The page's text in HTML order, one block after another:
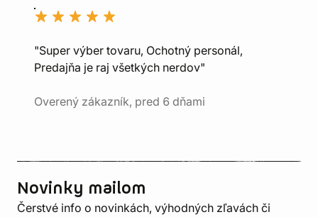
"Super výber tovaru, Ochotný personál,
Predajňa je raj všetkých nerdov"
Overený zákazník, pred 6 dňami
Novinky mailom
Čerstvé info o novinkách, výhodných zľavách či